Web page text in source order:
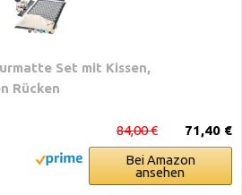
Set mit Kissen,
Rücken
71,40 €
84,00 €
Bei Amazon
ansehen